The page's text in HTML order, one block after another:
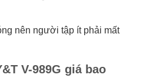
nên người tập ít phải mất
V-989G giá bao